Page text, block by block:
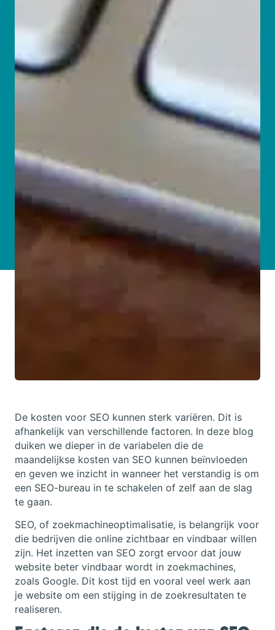
De kosten voor SEO kunnen sterk variëren. Dit is
afhankelijk van verschillende factoren. In deze blog
duiken we dieper in de variabelen die de
maandelijkse kosten van SEO kunnen beïnvloeden
en geven we inzicht in wanneer het verstandig is om
een SEO-bureau in te schakelen of zelf aan de slag
te gaan.
SEO, of zoekmachineoptimalisatie, is belangrijk voor
die bedrijven die online zichtbaar en vindbaar willen
zijn. Het inzetten van SEO zorgt ervoor dat jouw
website beter vindbaar wordt in zoekmachines,
zoals Google. Dit kost tijd en vooral veel werk aan
je website om een stijging in de zoekresultaten te
realiseren.